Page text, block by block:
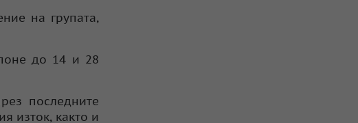
на групата,
до 14 и 28
последните
изток, както и